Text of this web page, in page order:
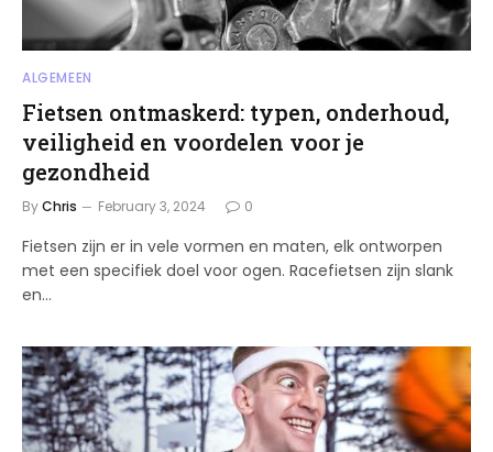
ALGEMEEN
Fietsen ontmaskerd: typen, onderhoud,
veiligheid en voordelen voor je
gezondheid
ByChris February 3, 2024 0
Fietsen zijn er in vele vormen en maten, elk ontworpen
met een specifiek doel voor ogen. Racefietsen zijn slank
en…